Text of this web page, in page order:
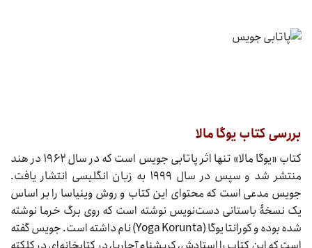
بررسی کتاب یوگا مالا
کتاب «یوگا مالا» تنها اثر پاتابی جویس است که در سال ۱۹۶۲ در هند
منتشر شد و سپس در سال ۱۹۹۹ به زبان انگلیسی انتشار یافت.
جویس مدعی است که محتوای این کتاب و روش وینیاسا را بر اساس
یک نسخۀ باستانی دست‌نویس نوشته است که روی برگ خرما نوشته
شده بوده و کورانتا یوگا (Yoga Korunta) نام داشته است. جویس گفته